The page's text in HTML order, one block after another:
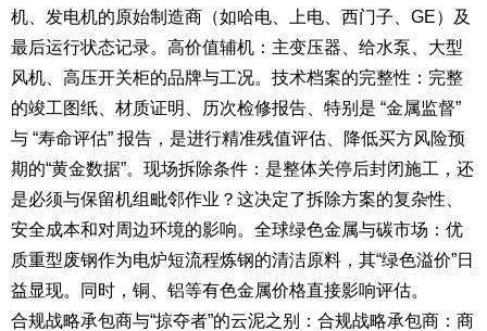
机、发电机的原始制造商（如哈电、上电、西门子、GE）及
最后运行状态记录。高价值辅机：主变压器、给水泵、大型
风机、高压开关柜的品牌与工况。技术档案的完整性：完整
的竣工图纸、材质证明、历次检修报告、特别是 “金属监督”
与 “寿命评估” 报告，是进行精准残值评估、降低买方风险预
期的“黄金数据”。现场拆除条件：是整体关停后封闭施工，还
是必须与保留机组毗邻作业？这决定了拆除方案的复杂性、
安全成本和对周边环境的影响。全球绿色金属与碳市场：优
质重型废钢作为电炉短流程炼钢的清洁原料，其“绿色溢价”日
益显现。同时，铜、铝等有色金属价格直接影响评估。
合规战略承包商与“掠夺者”的云泥之别：合规战略承包商：商